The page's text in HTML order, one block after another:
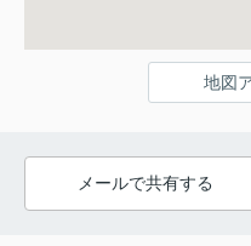
地図
メールで共有する